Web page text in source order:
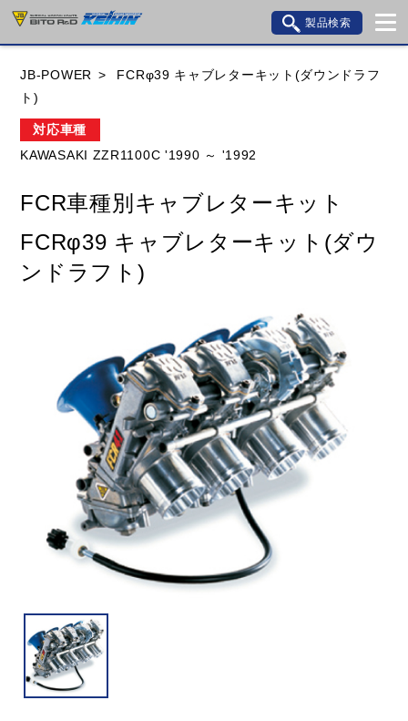
製品検索
HONDA YAMAHA SUZUKI
KAWASAKI BMW DUCATI GILERA
HUSQVANA KTM MOTO GUZZI
TRIUMPH
閉じる
JB-POWER
FCRφ39 キャブレターキット(ダウンドラフ
ト)
対応車種
KAWASAKI ZZR1100C '1990 ～ '1992
FCR車種別キャブレターキット
FCRφ39 キャブレターキット(ダウ
ンドラフト)